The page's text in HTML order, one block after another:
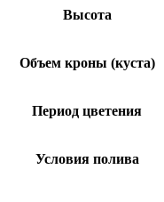
Высота
Объем кроны (куста)
Период цветения
Условия полива